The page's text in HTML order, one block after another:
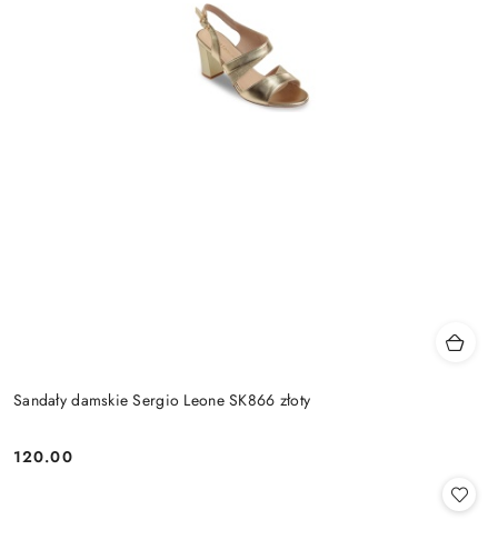
Sandały damskie Sergio Leone SK866 złoty
Cena:
120.00